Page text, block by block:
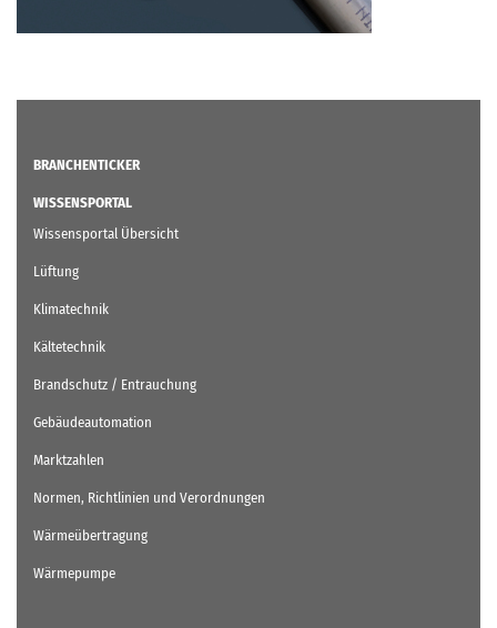
BRANCHENTICKER
WISSENSPORTAL
Wissensportal Übersicht
Lüftung
Klimatechnik
Kältetechnik
Brandschutz / Entrauchung
Gebäudeautomation
Marktzahlen
Normen, Richtlinien und Verordnungen
Wärmeübertragung
Wärmepumpe